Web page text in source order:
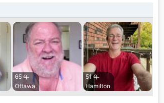
65 年
Ottawa
51 年
Hamilton